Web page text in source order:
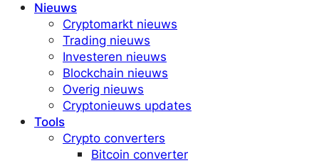
Nieuws
Cryptomarkt nieuws
Trading nieuws
Investeren nieuws
Blockchain nieuws
Overig nieuws
Cryptonieuws updates
Tools
Crypto converters
Bitcoin converter